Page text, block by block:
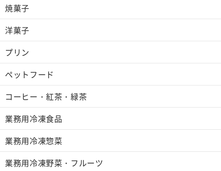
焼菓子
洋菓子
プリン
ペットフード
コーヒー・紅茶・緑茶
業務用冷凍食品
業務用冷凍惣菜
業務用冷凍野菜・フルーツ